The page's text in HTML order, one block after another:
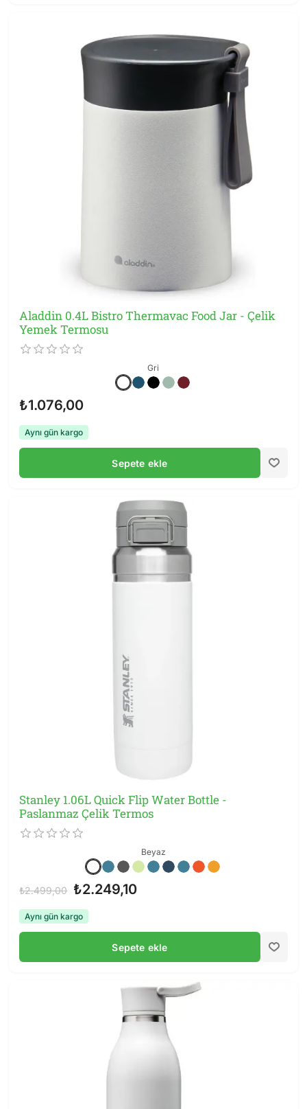
Aladdin 0.4L Bistro Thermavac Food Jar - Çelik
Yemek Termosu
Gri
₺1.076,00
Aynı gün kargo
Sepete ekle
Stanley 1.06L Quick Flip Water Bottle -
Paslanmaz Çelik Termos
Beyaz
₺2.499,00 ₺2.249,10
Aynı gün kargo
Sepete ekle